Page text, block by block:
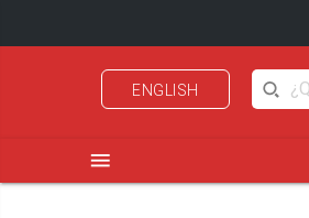
ENGLISH
menu